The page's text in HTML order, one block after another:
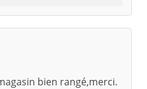
bien rangé,merci.